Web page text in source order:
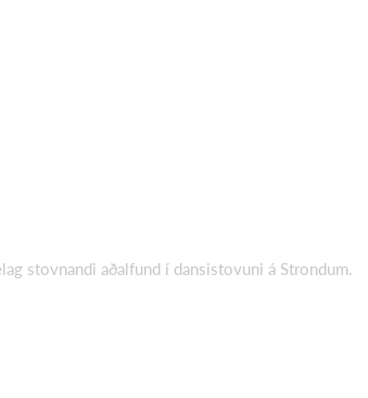
stovnandi aðalfund í dansistovuni á Strondum.